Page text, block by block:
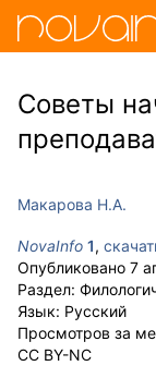
Советы
Макарова Н.А.
NovaInfo 1,
Опубликовано 7
Раздел:
Язык: Русский
Просмотров за
CC BY-NC